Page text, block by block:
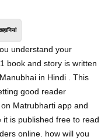
understand your
book and story is written
in Hindi . This
good reader
Matrubharti app and
it is published free to read
online. how will you